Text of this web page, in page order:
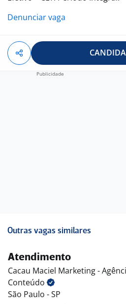
Denunciar vaga
Outras vagas similares
Atendimento
Cacau Maciel Marketing -
Conteúdo
São Paulo - SP